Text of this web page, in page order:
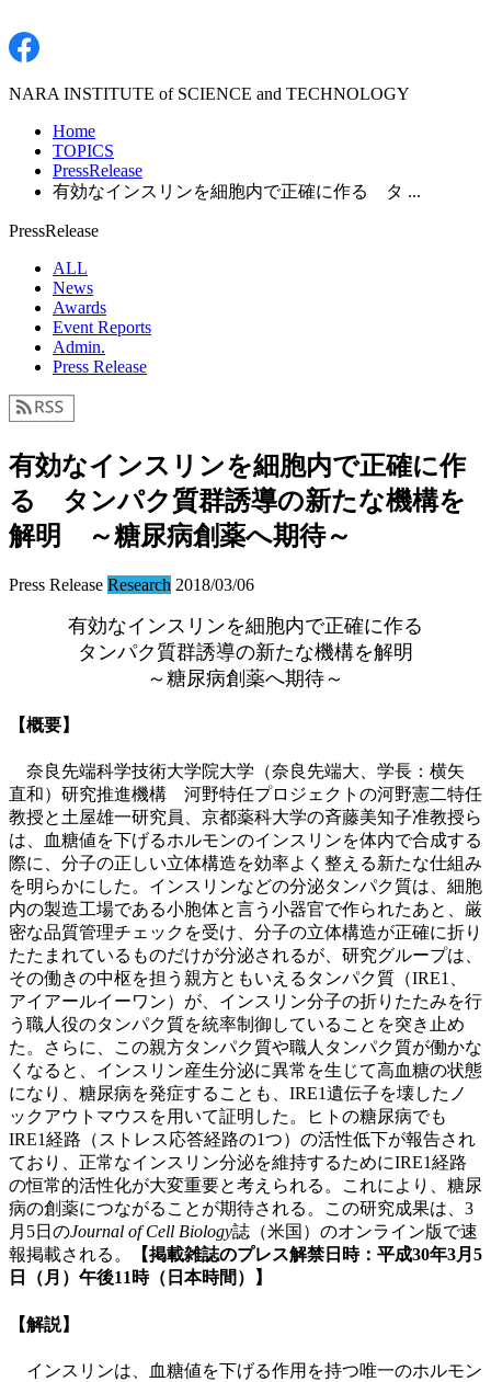
NARA INSTITUTE of SCIENCE and TECHNOLOGY
Home
TOPICS
PressRelease
有効なインスリンを細胞内で正確に作る タ ...
PressRelease
ALL
News
Awards
Event Reports
Admin.
Press Release
有効なインスリンを細胞内で正確に作
る タンパク質群誘導の新たな機構を
解明 ～糖尿病創薬へ期待～
Press Release Research 2018/03/06
有効なインスリンを細胞内で正確に作る
タンパク質群誘導の新たな機構を解明
～糖尿病創薬へ期待～
【概要】
奈良先端科学技術大学院大学（奈良先端大、学長：横矢
直和）研究推進機構 河野特任プロジェクトの河野憲二特任
教授と土屋雄一研究員、京都薬科大学の斉藤美知子准教授ら
は、血糖値を下げるホルモンのインスリンを体内で合成する
際に、分子の正しい立体構造を効率よく整える新たな仕組み
を明らかにした。インスリンなどの分泌タンパク質は、細胞
内の製造工場である小胞体と言う小器官で作られたあと、厳
密な品質管理チェックを受け、分子の立体構造が正確に折り
たたまれているものだけが分泌されるが、研究グループは、
その働きの中枢を担う親方ともいえるタンパク質（IRE1、
アイアールイーワン）が、インスリン分子の折りたたみを行
う職人役のタンパク質を統率制御していることを突き止め
た。さらに、この親方タンパク質や職人タンパク質が働かな
くなると、インスリン産生分泌に異常を生じて高血糖の状態
になり、糖尿病を発症することも、IRE1遺伝子を壊したノ
ックアウトマウスを用いて証明した。ヒトの糖尿病でも
IRE1経路（ストレス応答経路の1つ）の活性低下が報告され
ており、正常なインスリン分泌を維持するためにIRE1経路
の恒常的活性化が大変重要と考えられる。これにより、糖尿
病の創薬につながることが期待される。この研究成果は、3
月5日のJournal of Cell Biology誌（米国）のオンライン版で速
報掲載される。
【掲載雑誌のプレス解禁日時：平成30年3月5
日（月）午後11時（日本時間）】
【解説】
インスリンは、血糖値を下げる作用を持つ唯一のホルモン